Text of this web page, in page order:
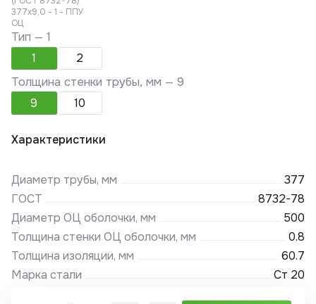
Тип —1
1
2
Толщина стенки трубы, мм —9
9
10
Характеристики
Диаметр трубы, мм
377
ГОСТ
8732-78
Диаметр ОЦ оболочки, мм
500
Толщина стенки ОЦ оболочки, мм
0.8
Толщина изоляции, мм
60.7
Марка стали
Ст 20